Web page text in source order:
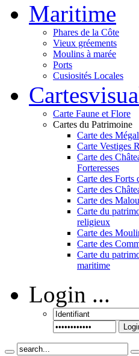
Maritime
Phares de la Côte
Vieux gréements
Moulins à marée
Ports
Cusiosités Locales
Cartes
Carte Faune et Flore
Cartes du Patrimoine
Carte des
Carte Vestiges
Carte des
Forteresses
Carte des Forts
Carte des
Carte des
Carte du
religieux
Carte des
Carte des
Carte du
maritime
Login ...